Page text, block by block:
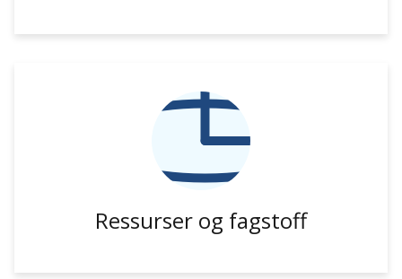
Ressurser og fagstoff